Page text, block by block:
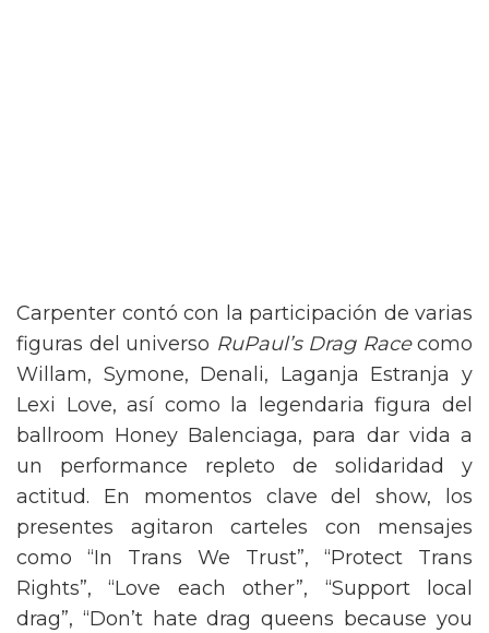
Carpenter contó con la participación de varias
figuras del universo RuPaul’s Drag Racecomo
Willam, Symone, Denali, Laganja Estranja y
Lexi Love, así como la legendaria figura del
ballroom Honey Balenciaga, para dar vida a
un performance repleto de solidaridad y
actitud. En momentos clave del show, los
presentes agitaron carteles con mensajes
como “In Trans We Trust”, “Protect Trans
Rights”, “Love each other”, “Support local
drag”, “Don’t hate drag queens because you